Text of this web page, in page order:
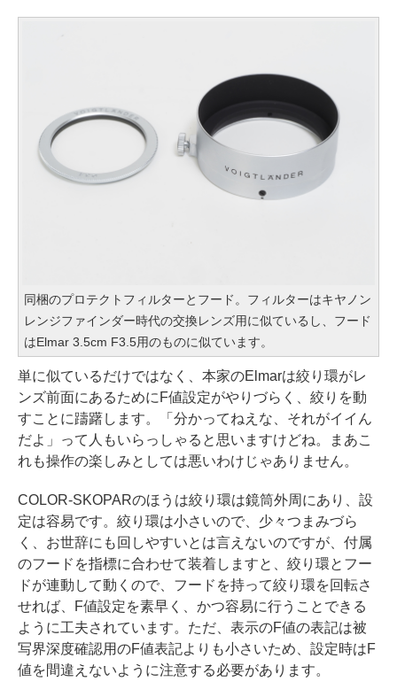
同梱のプロテクトフィルターとフード。フィルターはキヤノン
レンジファインダー時代の交換レンズ用に似ているし、フード
はElmar 3.5cm F3.5用のものに似ています。
単に似ているだけではなく、本家のElmarは絞り環がレ
ンズ前面にあるためにF値設定がやりづらく、絞りを動
すことに躊躇します。「分かってねえな、それがイイん
だよ」って人もいらっしゃると思いますけどね。まあこ
れも操作の楽しみとしては悪いわけじゃありません。
COLOR-SKOPARのほうは絞り環は鏡筒外周にあり、設
定は容易です。絞り環は小さいので、少々つまみづら
く、お世辞にも回しやすいとは言えないのですが、付属
のフードを指標に合わせて装着しますと、絞り環とフー
ドが連動して動くので、フードを持って絞り環を回転さ
せれば、F値設定を素早く、かつ容易に行うことできる
ように工夫されています。ただ、表示のF値の表記は被
写界深度確認用のF値表記よりも小さいため、設定時はF
値を間違えないように注意する必要があります。